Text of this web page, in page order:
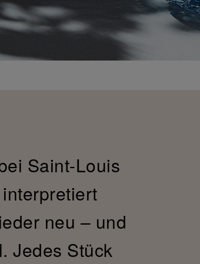
Saint-Louis
neu – und
Jedes Stück